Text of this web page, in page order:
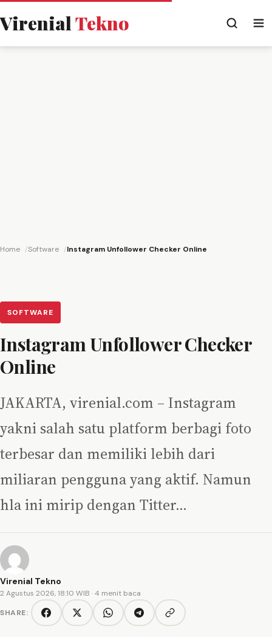
VirenialTekno
Home Software Instagram Unfollower Checker Online
SOFTWARE
Instagram Unfollower Checker
Online
JAKARTA, virenial.com – Instagram
yakni salah satu platform berbagi foto
terbesar dan memiliki lebih dari
miliaran pengguna yang aktif. Namun
hla ini mirip dengan Titter…
Virenial Tekno
2 Agustus 2026, 18:10 WIB · 4 menit baca
SHARE:
FacebookTwitter/XWhatsAppTelegramCopy link